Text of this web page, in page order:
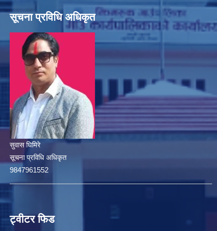
सूचना प्रविधि अधिकृत
सुवास घिमिरे
सूचना प्रविधि अधिकृत
9847961552
ट्वीटर फिड